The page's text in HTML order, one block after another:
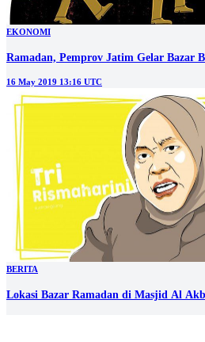
EKONOMI
Ramadan, Pemprov Jatim Gelar Bazar
16 May 2019 13:16 UTC
BERITA
Lokasi Bazar Ramadan di Masjid Al